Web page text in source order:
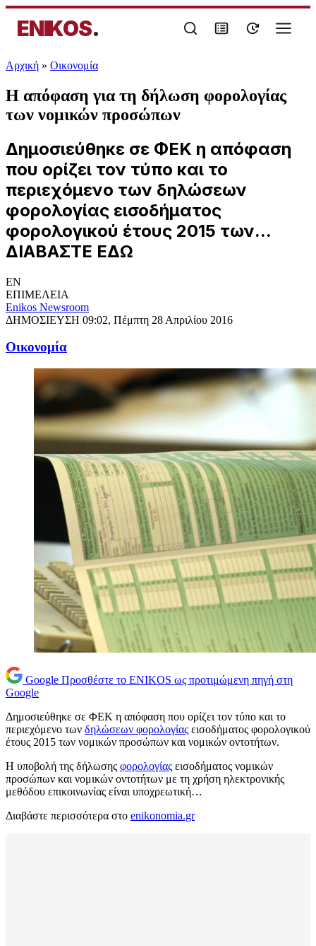
ENIKOS.
Αρχική » Oικονομία
Η απόφαση για τη δήλωση φορολογίας
των νομικών προσώπων
Δημοσιεύθηκε σε ΦΕΚ η απόφαση
που ορίζει τον τύπο και το
περιεχόμενο των δηλώσεων
φορολογίας εισοδήματος
φορολογικού έτους 2015 των...
ΔΙΑΒΑΣΤΕ ΕΔΩ
EN
ΕΠΙΜΕΛΕΙΑ
Enikos Newsroom
ΔΗΜΟΣΙΕΥΣΗ 09:02, Πέμπτη 28 Απριλίου 2016
Oικονομία
Google Προσθέστε το ENIKOS ως προτιμώμενη πηγή στη
Google
Δημοσιεύθηκε σε ΦΕΚ η απόφαση που ορίζει τον τύπο και το
περιεχόμενο των δηλώσεων φορολογίας εισοδήματος φορολογικού
έτους 2015 των νομικών προσώπων και νομικών οντοτήτων.
Η υποβολή της δήλωσης φορολογίας εισοδήματος νομικών
προσώπων και νομικών οντοτήτων με τη χρήση ηλεκτρονικής
μεθόδου επικοινωνίας είναι υποχρεωτική…
Διαβάστε περισσότερα στο enikonomia.gr